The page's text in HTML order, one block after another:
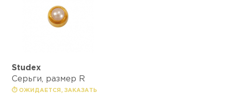
Studex
Серьги, размер R
⏱ ОЖИДАЕТСЯ, ЗАКАЗАТЬ